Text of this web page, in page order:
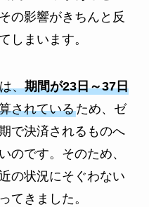
の影響がきちんと反
しまいます。
、期間が23日～37日
されているため、ゼ
で決済されるものへ
のです。そのため、
の状況にそぐわない
てきました。